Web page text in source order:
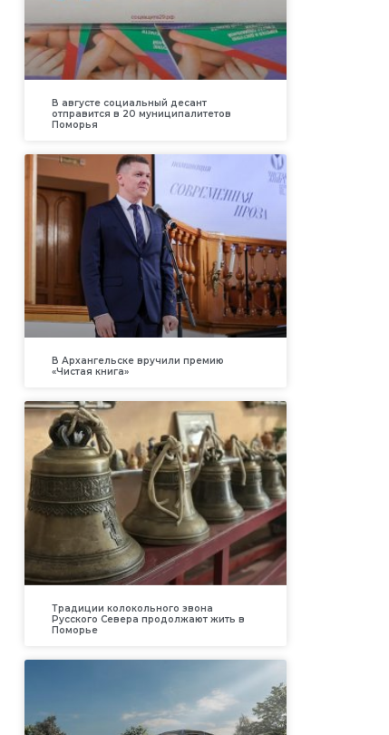
В августе социальный десант
отправится в 20 муниципалитетов
Поморья
В Архангельске вручили премию
«Чистая книга»
Традиции колокольного звона
Русского Севера продолжают жить в
Поморье